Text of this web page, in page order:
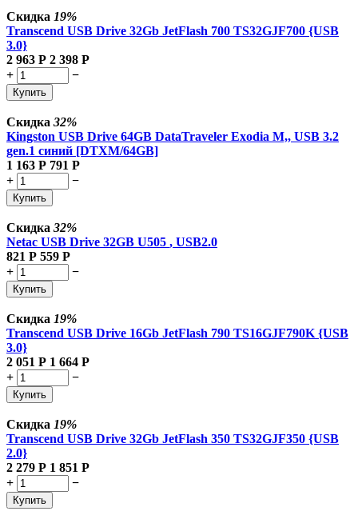
Скидка 19%
Transcend USB Drive 32Gb JetFlash 700 TS32GJF700 {USB
3.0}
2 963 Р 2 398 Р
+
−
Купить
Скидка 32%
Kingston USB Drive 64GB DataTraveler Exodia M,, USB 3.2
gen.1 синий [DTXM/64GB]
1 163 Р 791 Р
+
−
Купить
Скидка 32%
Netac USB Drive 32GB U505 , USB2.0
821 Р 559 Р
+
−
Купить
Скидка 19%
Transcend USB Drive 16Gb JetFlash 790 TS16GJF790K {USB
3.0}
2 051 Р 1 664 Р
+
−
Купить
Скидка 19%
Transcend USB Drive 32Gb JetFlash 350 TS32GJF350 {USB
2.0}
2 279 Р 1 851 Р
+
−
Купить